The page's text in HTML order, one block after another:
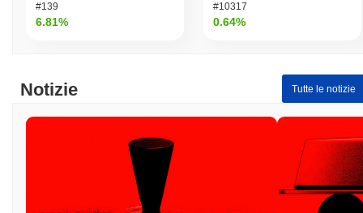
#139
6.81%
#10317
0.64%
Notizie Tutte le notizie